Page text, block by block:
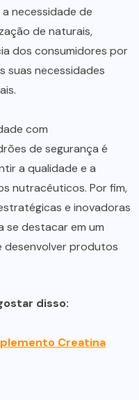
necessidade de
de naturais,
dos consumidores por
suas necessidades
com
de segurança é
a qualidade e a
nutracêuticos. Por fim,
e inovadoras
se destacar em um
produtos
disso:
Creatina